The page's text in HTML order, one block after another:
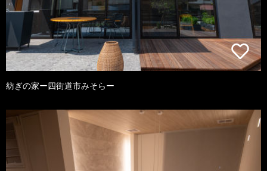
紡ぎの家ー四街道市みそらー